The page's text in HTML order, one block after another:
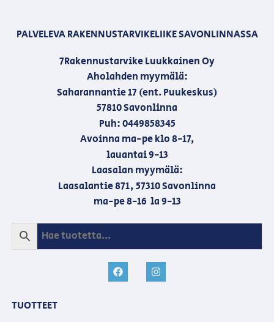
PALVELEVA RAKENNUSTARVIKELIIKE SAVONLINNASSA
7Rakennustarvike Luukkainen Oy
Aholahden myymälä:
Saharannantie 17 (ent. Puukeskus)
57810 Savonlinna
Puh: 0449858345
Avoinna ma-pe klo 8-17,
lauantai 9-13
Laasalan myymälä:
Laasalantie 871, 57310 Savonlinna
ma-pe 8-16 la 9-13
TUOTTEET